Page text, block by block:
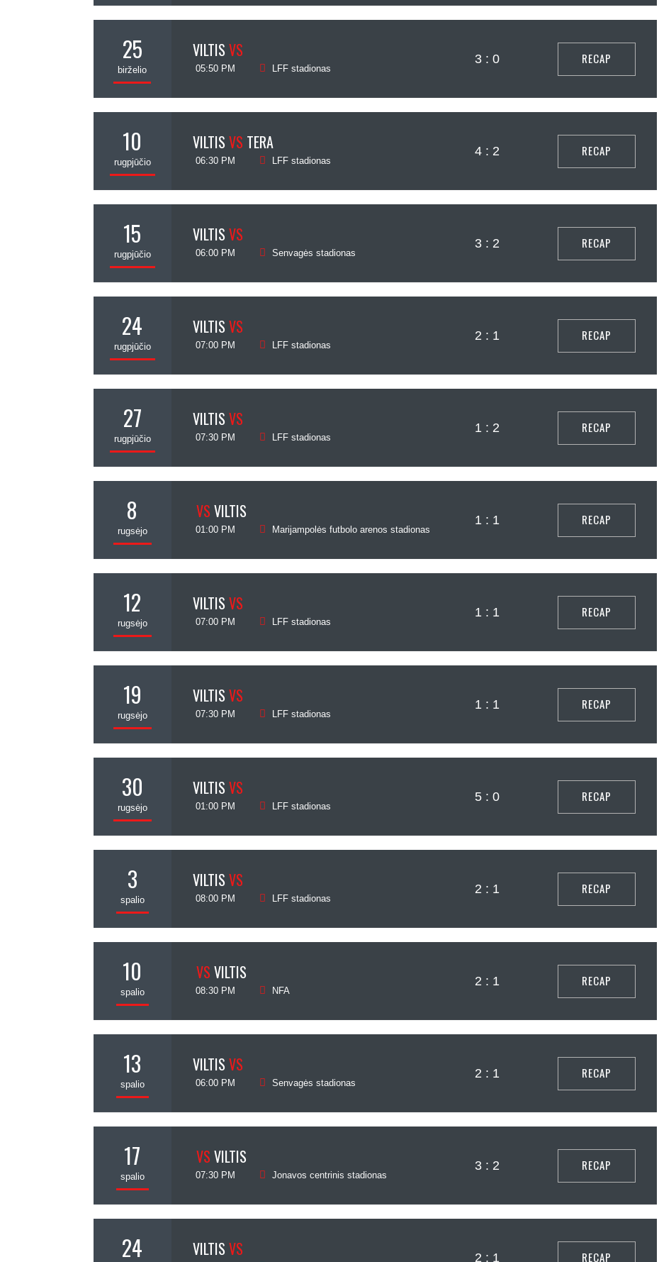
25
birželio
VILTIS VS
05:50 PM LFF stadionas
3 : 0 RECAP
10
rugpjūčio
VILTIS VS TERA
06:30 PM LFF stadionas
4 : 2 RECAP
15
rugpjūčio
VILTIS VS
06:00 PM Senvagės stadionas
3 : 2 RECAP
24
rugpjūčio
VILTIS VS
07:00 PM LFF stadionas
2 : 1 RECAP
27
rugpjūčio
VILTIS VS
07:30 PM LFF stadionas
1 : 2 RECAP
8
rugsėjo
VS VILTIS
01:00 PM Marijampolės futbolo arenos stadionas
1 : 1 RECAP
12
rugsėjo
VILTIS VS
07:00 PM LFF stadionas
1 : 1 RECAP
19
rugsėjo
VILTIS VS
07:30 PM LFF stadionas
1 : 1 RECAP
30
rugsėjo
VILTIS VS
01:00 PM LFF stadionas
5 : 0 RECAP
3
spalio
VILTIS VS
08:00 PM LFF stadionas
2 : 1 RECAP
10
spalio
VS VILTIS
08:30 PM NFA
2 : 1 RECAP
13
spalio
VILTIS VS
06:00 PM Senvagės stadionas
2 : 1 RECAP
17
spalio
VS VILTIS
07:30 PM Jonavos centrinis stadionas
3 : 2 RECAP
24 VILTIS VS 2 : 1 RECAP